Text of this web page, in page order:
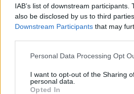
IAB’s list of downstream participants.
also be disclosed by us to third
Downstream Participants that may
Personal Data Processing Opt
I want to opt-out of the Sharing
personal data.
Opted In